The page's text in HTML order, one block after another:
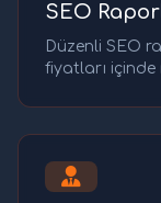
SEO
Düzenli SEO
fiyatları